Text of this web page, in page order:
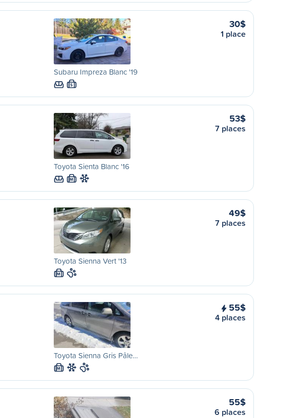
Subaru Impreza Blanc '19
S
30$
1 place
Toyota Sienta Blanc '16
M
53$
7 places
Toyota Sienna Vert '13
M
49$
7 places
Toyota Sienna Gris Pâle…
M
55$
4 places
55$
6 places